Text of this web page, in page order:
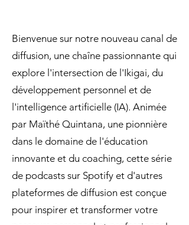
Bienvenue sur notre nouveau canal de
diffusion, une chaîne passionnante qui
explore l'intersection de l'Ikigai, du
développement personnel et de
l'intelligence artificielle (IA). Animée
par Maïthé Quintana, une pionnière
dans le domaine de l'éducation
innovante et du coaching, cette série
de podcasts sur Spotify et d'autres
plateformes de diffusion est conçue
pour inspirer et transformer votre